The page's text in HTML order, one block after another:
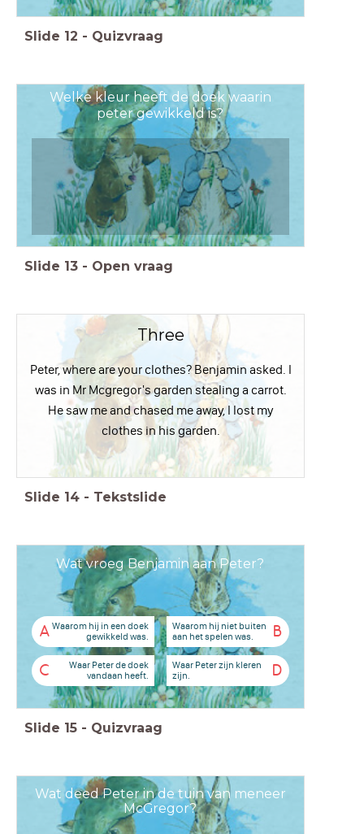
Slide 12 - Quizvraag
Welke kleur heeft de doek waarin
peter gewikkeld is?
Slide 13 - Open vraag
Three
Peter, where are your clothes? Benjamin asked. I
was in Mr Mcgregor's garden stealing a carrot.
He saw me and chased me away, I lost my
clothes in his garden.
Slide 14 - Tekstslide
Wat vroeg Benjamin aan Peter?
A Waarom hij in een doek
gewikkeld was.
B
Waarom hij niet buiten
aan het spelen was.
C
Waar Peter de doek
vandaan heeft.
D
Waar Peter zijn kleren
zijn.
Slide 15 - Quizvraag
Wat deed Peter in de tuin van meneer
McGregor?